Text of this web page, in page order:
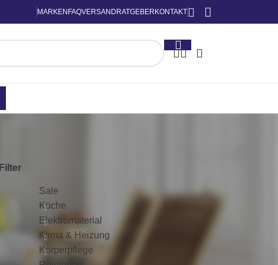
MARKEN FAQVERSAND RATGEBER KONTAKT
Filter
Sale
Küche
Elektromaterial
Klima & Heizung
Körperpflege